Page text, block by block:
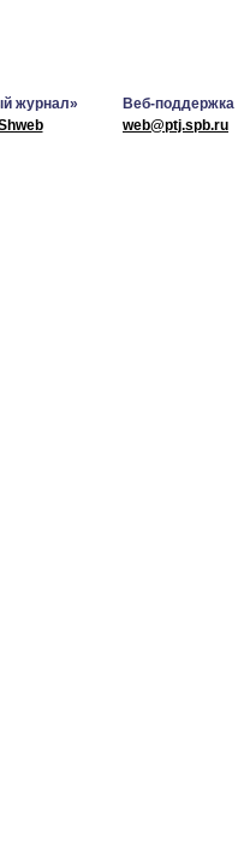
журнал»
Веб-поддержка
web@ptj.spb.ru